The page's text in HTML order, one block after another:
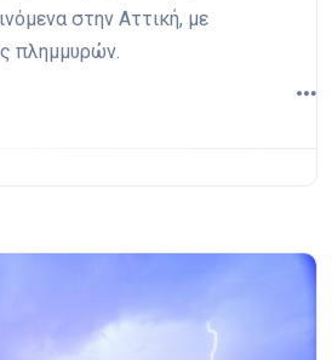
στην Αττική, με
πλημμυρών.